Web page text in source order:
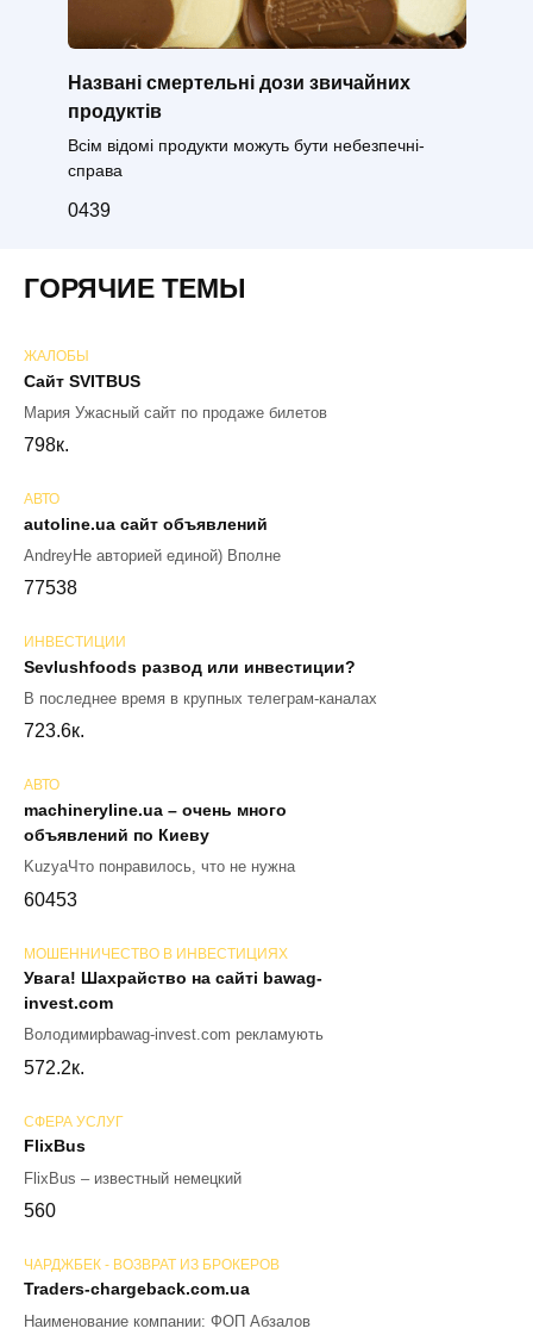
Названі смертельні дози звичайних
продуктів
Всім відомі продукти можуть бути небезпечні-
справа
0439
ГОРЯЧИЕ ТЕМЫ
ЖАЛОБЫ
Сайт SVITBUS
Мария Ужасный сайт по продаже билетов
798к.
АВТО
autoline.ua сайт объявлений
AndreyНе авторией единой) Вполне
77538
ИНВЕСТИЦИИ
Sevlushfoods развод или инвестиции?
В последнее время в крупных телеграм-каналах
723.6к.
АВТО
machineryline.ua – очень много
объявлений по Киеву
KuzyaЧто понравилось, что не нужна
60453
МОШЕННИЧЕСТВО В ИНВЕСТИЦИЯХ
Увага! Шахрайство на сайті bawag-
invest.com
Володимирbawag-invest.com рекламують
572.2к.
СФЕРА УСЛУГ
FlixBus
FlixBus – известный немецкий
560
ЧАРДЖБЕК - ВОЗВРАТ ИЗ БРОКЕРОВ
Traders-chargeback.com.ua
Наименование компании: ФОП Абзалов